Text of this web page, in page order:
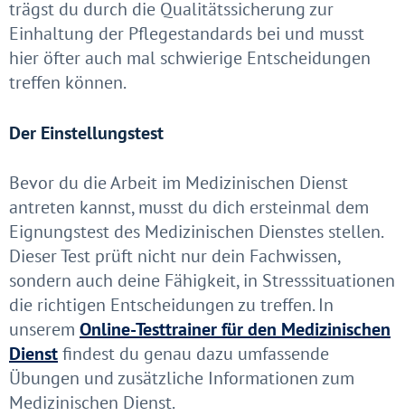
trägst du durch die Qualitätssicherung zur
Einhaltung der Pflegestandards bei und musst
hier öfter auch mal schwierige Entscheidungen
treffen können.
Der Einstellungstest
Bevor du die Arbeit im Medizinischen Dienst
antreten kannst, musst du dich ersteinmal dem
Eignungstest des Medizinischen Dienstes stellen.
Dieser Test prüft nicht nur dein Fachwissen,
sondern auch deine Fähigkeit, in Stresssituationen
die richtigen Entscheidungen zu treffen. In
unserem Online-Testtrainer für den Medizinischen
Dienstfindest du genau dazu umfassende
Übungen und zusätzliche Informationen zum
Medizinischen Dienst.